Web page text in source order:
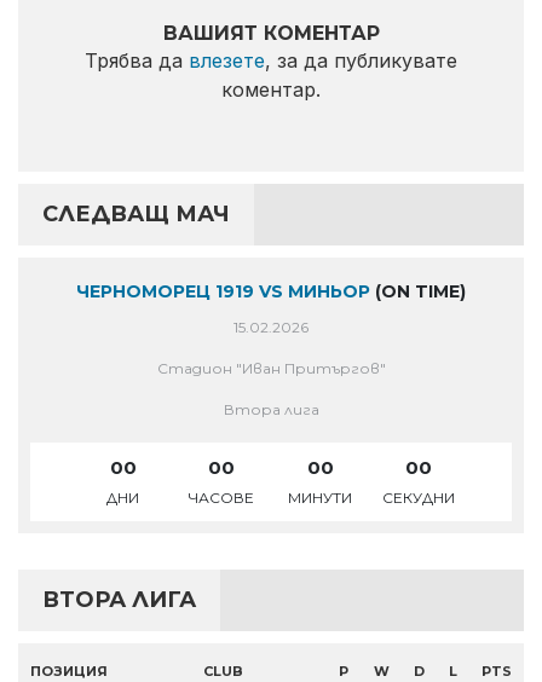
ВАШИЯТ КОМЕНТАР
Трябва да влезете, за да публикувате
коментар.
СЛЕДВАЩ МАЧ
ЧЕРНОМОРЕЦ 1919 VS МИНЬОР (ON TIME)
15.02.2026
Стадион "Иван Притъргов"
Втора лига
00
ДНИ
00
ЧАСОВЕ
00
МИНУТИ
00
СЕКУДНИ
ВТОРА ЛИГА
ПОЗИЦИЯ CLUB P W D L PTS